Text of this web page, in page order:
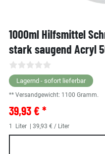
1000ml Hilfsmittel
stark saugend Acryl
Lagernd - sofort lieferbar
** Versandgewicht: 1100 Gramm.
39,93 € *
1 Liter | 39,93 € / Liter